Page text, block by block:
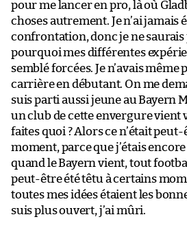
pour me lancer en pro, là où
choses autrement. Je n’ai jamais
confrontation, donc je ne saurais
pourquoi mes différentes
semblé forcées. Je n’avais même
carrière en débutant. On me
suis parti aussi jeune au Bayern
un club de cette envergure vient
faites quoi ? Alors ce n’était peut-
moment, parce que j’étais
quand le Bayern vient, tout
peut-être été têtu à certains
toutes mes idées étaient les
suis plus ouvert, j’ai mûri.